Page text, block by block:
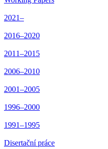
2021–
2016–2020
2011–2015
2006–2010
2001–2005
1996–2000
1991–1995
Disertační práce